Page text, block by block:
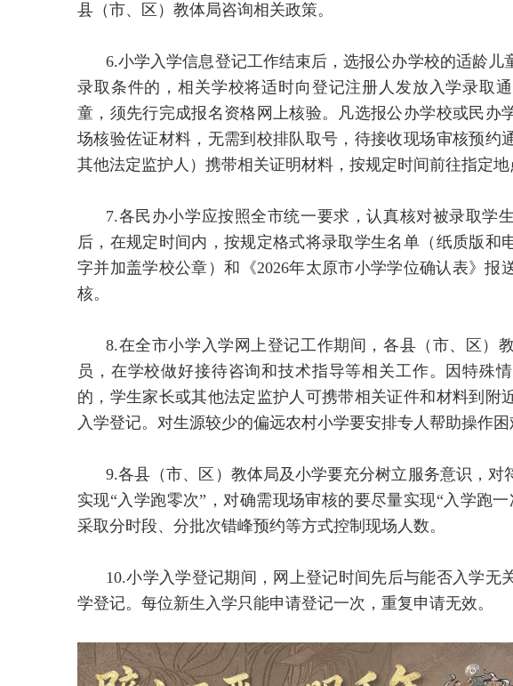
县（市、区）教体局咨询相关政策。
6.小学入学信息登记工作结束后，选报公办学校的适龄儿
录取条件的，相关学校将适时向登记注册人发放入学录取
童，须先行完成报名资格网上核验。凡选报公办学校或民办
场核验佐证材料，无需到校排队取号，待接收现场审核预约
其他法定监护人）携带相关证明材料，按规定时间前往指定地
7.各民办小学应按照全市统一要求，认真核对被录取学
后，在规定时间内，按规定格式将录取学生名单（纸质版和
字并加盖学校公章）和《2026年太原市小学学位确认表》报
核。
8.在全市小学入学网上登记工作期间，各县（市、区）
员，在学校做好接待咨询和技术指导等相关工作。因特殊
的，学生家长或其他法定监护人可携带相关证件和材料到附
入学登记。对生源较少的偏远农村小学要安排专人帮助操作困
9.各县（市、区）教体局及小学要充分树立服务意识，对
实现“入学跑零次”，对确需现场审核的要尽量实现“入学跑
采取分时段、分批次错峰预约等方式控制现场人数。
10.小学入学登记期间，网上登记时间先后与能否入学无
学登记。每位新生入学只能申请登记一次，重复申请无效。